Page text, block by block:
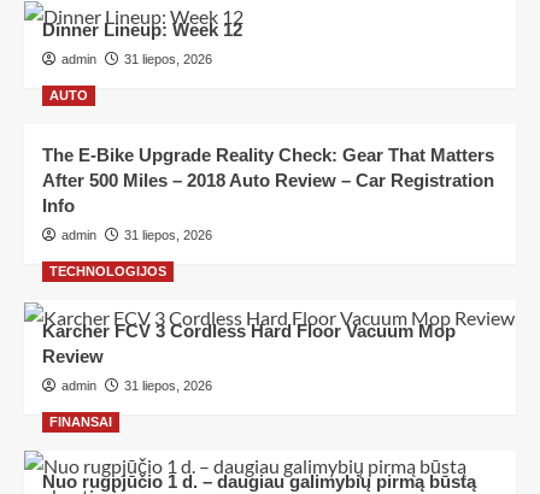
Dinner Lineup: Week 12
admin 31 liepos, 2026
AUTO
The E-Bike Upgrade Reality Check: Gear That Matters
After 500 Miles – 2018 Auto Review – Car Registration
Info
admin 31 liepos, 2026
TECHNOLOGIJOS
Karcher FCV 3 Cordless Hard Floor Vacuum Mop
Review
admin 31 liepos, 2026
FINANSAI
Nuo rugpjūčio 1 d. – daugiau galimybių pirmą būstą